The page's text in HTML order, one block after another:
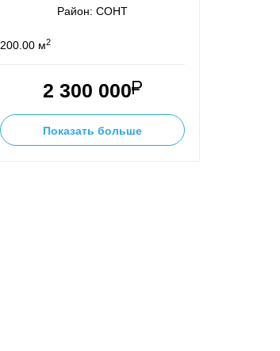
Район: СОНТ
200.00 м2
2 300 000
Показать больше